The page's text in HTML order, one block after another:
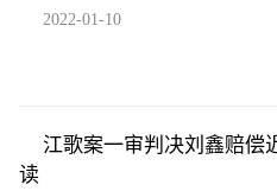
2022-01-10
江歌案一审判决刘鑫赔偿
读